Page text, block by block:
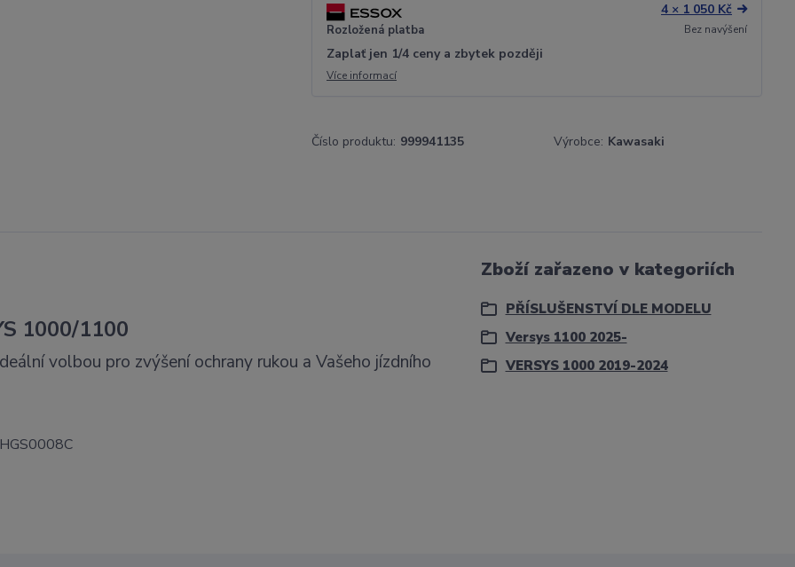
Rozložená platba
4 × 1 050 Kč
Bez navýšení
Zaplať jen 1/4 ceny a zbytek později
Více informací
Číslo produktu: 999941135 Výrobce: Kawasaki
1000/1100
volbou pro zvýšení ochrany rukou a Vašeho jízdního
Zboží zařazeno v kategoriích
PŘÍSLUŠENSTVÍ DLE MODELU
Versys 1100 2025-
VERSYS 1000 2019-2024